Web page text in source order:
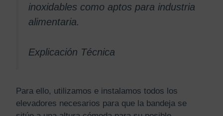
inoxidables como aptos para industria
alimentaria.
Explicación Técnica
Para ello, utilizamos e instalamos todos los
elevadores necesarios para que la bandeja se